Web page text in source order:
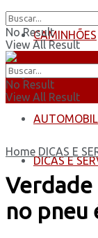
CAMINHÕES
ÔNIBUS
DICAS E
No Result
View All Result
No Result
View All Result
Home DICAS E
Verdade
no pneu